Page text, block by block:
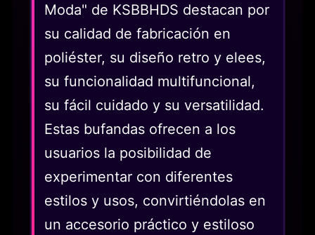
Moda" de KSBBHDS destacan por
su calidad de fabricación en
poliéster, su diseño retro y elees,
su funcionalidad multifuncional,
su fácil cuidado y su versatilidad.
Estas bufandas ofrecen a los
usuarios la posibilidad de
experimentar con diferentes
estilos y usos, convirtiéndolas en
un accesorio práctico y estiloso